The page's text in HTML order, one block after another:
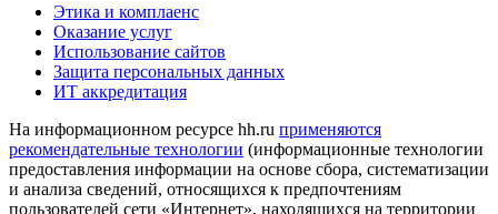
Этика и комплаенс
Оказание услуг
Использование сайтов
Защита персональных данных
ИТ аккредитация
На информационном ресурсе hh.ru применяются
рекомендательные технологии (информационные технологии
предоставления информации на основе сбора, систематизации
и анализа сведений, относящихся к предпочтениям
пользователей сети «Интернет», находящихся на территории